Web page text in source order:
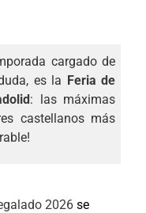
cargado de
es la Feria de
: las máximas
castellanos más
2026 se